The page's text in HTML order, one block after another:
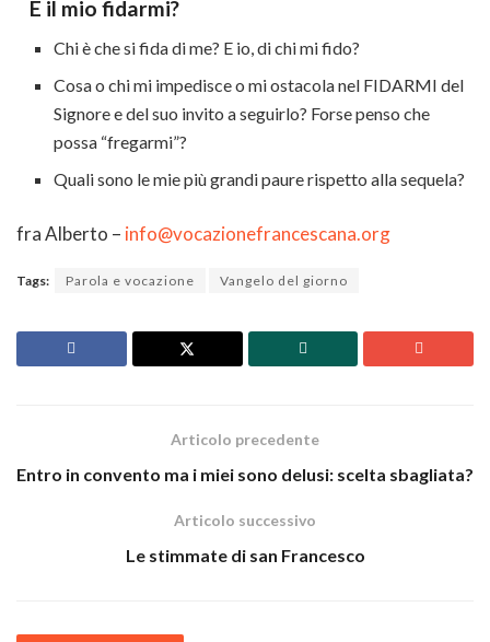
E il mio fidarmi?
Chi è che si fida di me? E io, di chi mi fido?
Cosa o chi mi impedisce o mi ostacola nel FIDARMI del
Signore e del suo invito a seguirlo? Forse penso che
possa “fregarmi”?
Quali sono le mie più grandi paure rispetto alla sequela?
fra Alberto – info@vocazionefrancescana.org
Tags: Parola e vocazione Vangelo del giorno
Articolo precedente
Entro in convento ma i miei sono delusi: scelta sbagliata?
Articolo successivo
Le stimmate di san Francesco